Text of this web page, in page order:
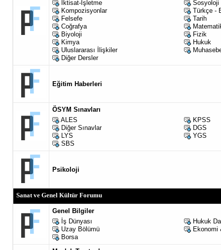
İktisat-İşletme
Sosyoloji
Kompozisyonlar
Türkçe -
Felsefe
Tarih
Coğrafya
Biyoloji
Fizik
Kimya
Hukuk
Uluslararası İlişkiler
Diğer Dersler
Eğitim Haberleri
ÖSYM Sınavları
ALES
KPSS
Diğer Sınavlar
DGS
LYS
YGS
SBS
Psikoloji
Sanat ve Genel Kültür Forumu
Genel Bilgiler
İş Dünyası
Hukuk
Uzay Bölümü
Ekonomi
Borsa